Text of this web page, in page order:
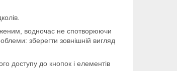
водночас не спотворюючи
зберегти зовнішній вигляд
доступу до кнопок і елементів